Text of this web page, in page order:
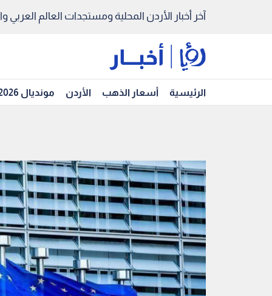
آخر أخبار الأردن المحلية ومستجدات العالم العربي
الرئيسية أسعار الذهب الأردن مونديال 2026